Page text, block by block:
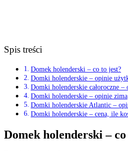
Spis treści
Domek holenderski – co to jest?
Domki holenderskie – opinie
Domki holenderskie całoroczne –
Domki holenderskie – opinie zima
Domki holenderskie Atlantic –
Domki holenderskie – cena, ile
Domek holenderski –